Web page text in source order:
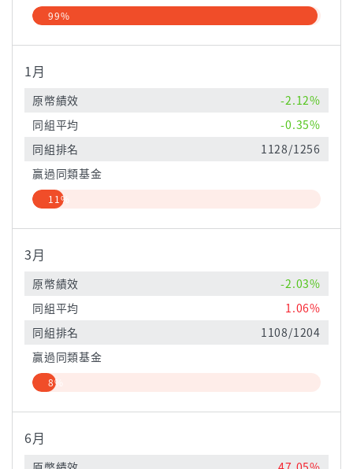
99%
1月
原幣績效
-2.12%
同組平均
-0.35%
同組排名
1128/1256
贏過同類基金
11%
3月
原幣績效
-2.03%
同組平均
1.06%
同組排名
1108/1204
贏過同類基金
8%
6月